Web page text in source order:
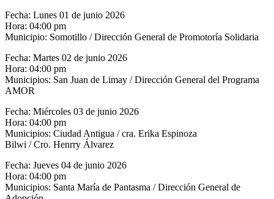
Fecha: Lunes 01 de junio 2026
Hora: 04:00 pm
Municipio: Somotillo / Dirección General de Promotoría Solidaria
Fecha: Martes 02 de junio 2026
Hora: 04:00 pm
Municipios: San Juan de Limay / Dirección General del Programa
AMOR
Fecha: Miércoles 03 de junio 2026
Hora: 04:00 pm
Municipios: Ciudad Antigua / cra. Erika Espinoza
Bilwi / Cro. Henrry Álvarez
Fecha: Jueves 04 de junio 2026
Hora: 04:00 pm
Municipios: Santa María de Pantasma / Dirección General de